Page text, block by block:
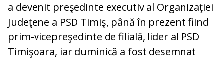
a devenit preşedinte executiv al Organizaţiei
Judeţene a PSD Timiş, până în prezent fiind
prim-vicepreşedinte de filială, lider al PSD
Timişoara, iar duminică a fost desemnat